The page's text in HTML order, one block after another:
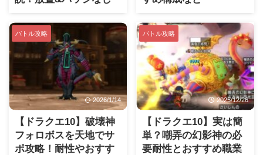
でも勝てます（まもの
博士）
バトル攻略
2026/1/14
【ドラクエ10】破壊神
フォロボスを天地でサ
ポ攻略！耐性やおすす
バトル攻略
2025/12/26
【ドラクエ10】実は簡
単？嘲弄の幻影神の必
要耐性とおすすめ職業